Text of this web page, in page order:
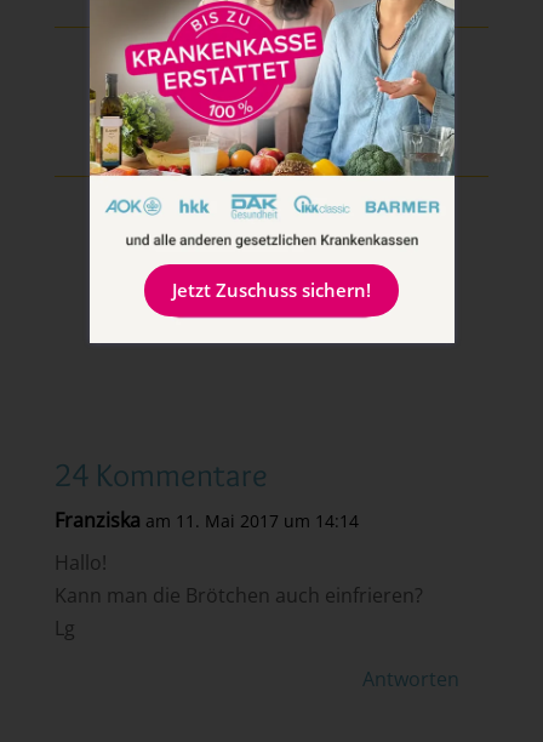
Teile diesen Beitrag
24 Kommentare
Franziska am 11. Mai 2017 um 14:14
Hallo!
Kann man die Brötchen auch einfrieren?
Lg
Antworten
Jetzt Zuschuss sichern!